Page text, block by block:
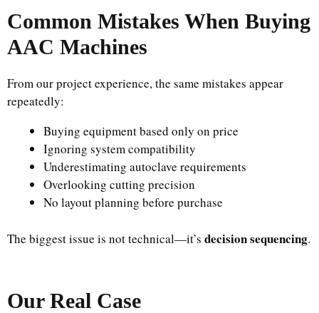
Common Mistakes When Buying
AAC Machines
From our project experience, the same mistakes appear
repeatedly:
Buying equipment based only on price
Ignoring system compatibility
Underestimating autoclave requirements
Overlooking cutting precision
No layout planning before purchase
The biggest issue is not technical—it’s decision sequencing.
Our Real Case